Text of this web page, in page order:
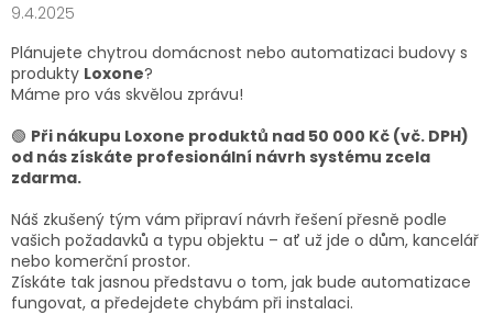
9.4.2025
Plánujete chytrou domácnost nebo automatizaci budovy s
produkty Loxone?
Máme pro vás skvělou zprávu!
🟢 Při nákupu Loxone produktů nad 50 000 Kč (vč. DPH)
od nás získáte profesionální návrh systému zcela
zdarma.
Náš zkušený tým vám připraví návrh řešení přesně podle
vašich požadavků a typu objektu – ať už jde o dům, kancelář
nebo komerční prostor.
Získáte tak jasnou představu o tom, jak bude automatizace
fungovat, a předejdete chybám při instalaci.